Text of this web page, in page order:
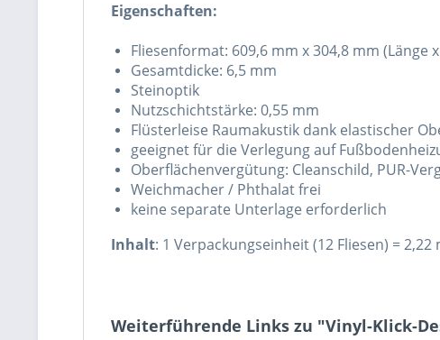
Eigenschaften:
Fliesenformat: 609,6 mm x 304,8 mm (Länge
Gesamtdicke: 6,5 mm
Steinoptik
Nutzschichtstärke: 0,55 mm
Flüsterleise Raumakustik dank elastischer
geeignet für die Verlegung auf
Oberflächenvergütung: Cleanschild, PUR-
Weichmacher / Phthalat frei
keine separate Unterlage erforderlich
Inhalt: 1 Verpackungseinheit (12 Fliesen) =
Weiterführende Links zu "Vinyl-Klick-